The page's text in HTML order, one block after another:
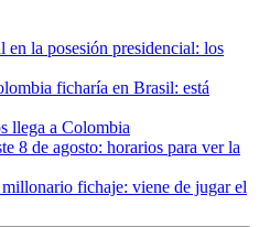
la posesión presidencial: los
ficharía en Brasil: está
llega a Colombia
8 de agosto: horarios para ver la
fichaje: viene de jugar el